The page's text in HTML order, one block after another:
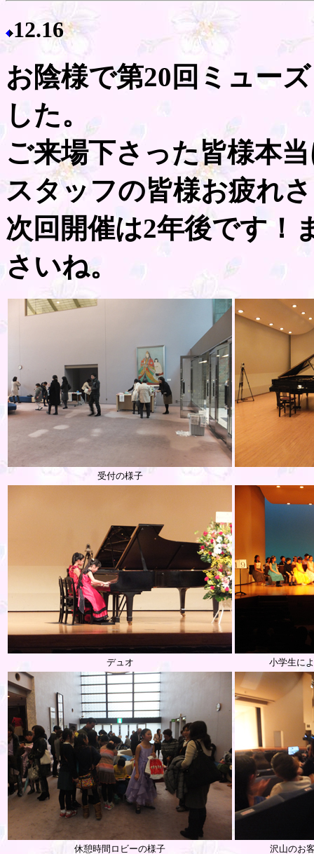
12.16
お陰様で第20回ミュー
した。
ご来場下さった皆様本
スタッフの皆様お疲れ
次回開催は2年後です！
さいね。
受付の様子
デュオ 小学生に
休憩時間ロビーの様子 沢山のお